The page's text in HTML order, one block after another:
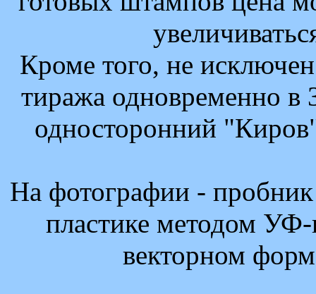
Кроме того, не исключен
тиража одновременно в
односторонний
На фотографии -
пластике методом УФ-
векторном